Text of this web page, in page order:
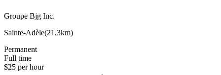
Groupe Bjg Inc.
Sainte-Adèle(21,3km)
Permanent
Full time
$25 per hour